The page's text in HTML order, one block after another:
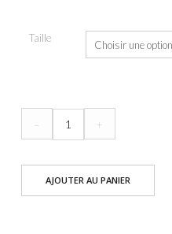
Taille
de
Pantalon
– +
AJOUTER AU PANIER